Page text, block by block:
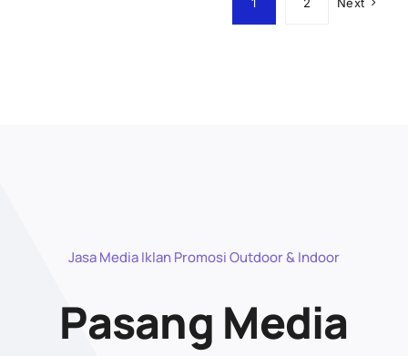
Jasa Media Iklan Promosi Outdoor & Indoor
Pasang Media